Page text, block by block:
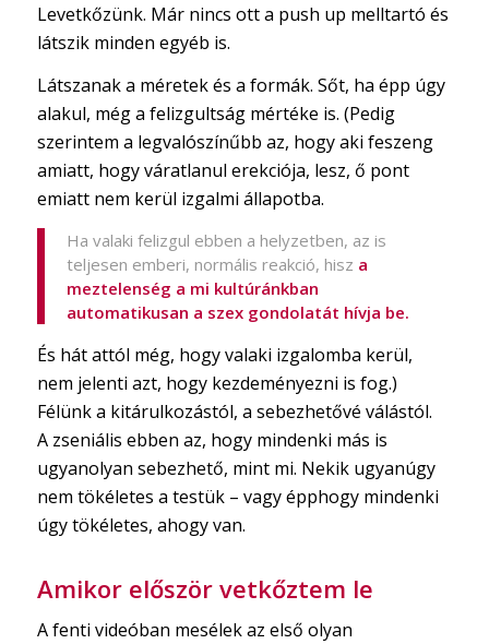
Levetkőzünk. Már nincs ott a push up melltartó és
látszik minden egyéb is.
Látszanak a méretek és a formák. Sőt, ha épp úgy
alakul, még a felizgultság mértéke is. (Pedig
szerintem a legvalószínűbb az, hogy aki feszeng
amiatt, hogy váratlanul erekciója, lesz, ő pont
emiatt nem kerül izgalmi állapotba.
Ha valaki felizgul ebben a helyzetben, az is
teljesen emberi, normális reakció, hisz a
meztelenség a mi kultúránkban
automatikusan a szex gondolatát hívja be.
És hát attól még, hogy valaki izgalomba kerül,
nem jelenti azt, hogy kezdeményezni is fog.)
Félünk a kitárulkozástól, a sebezhetővé válástól.
A zseniális ebben az, hogy mindenki más is
ugyanolyan sebezhető, mint mi. Nekik ugyanúgy
nem tökéletes a testük – vagy épphogy mindenki
úgy tökéletes, ahogy van.
Amikor először vetkőztem le
A fenti videóban mesélek az első olyan